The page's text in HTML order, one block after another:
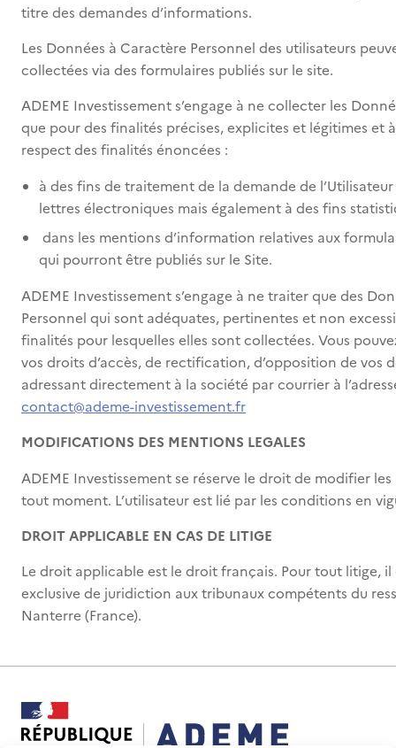
titre des demandes d’informations.
Les Données à Caractère Personnel des utilisateurs
collectées via des formulaires publiés sur le site.
ADEME Investissement s’engage à ne collecter les
que pour des finalités précises, explicites et légitimes et
respect des finalités énoncées :
à des fins de traitement de la demande de
lettres électroniques mais également à des fins
dans les mentions d’information relatives aux
qui pourront être publiés sur le Site.
ADEME Investissement s’engage à ne traiter que des
Personnel qui sont adéquates, pertinentes et non
finalités pour lesquelles elles sont collectées. Vous
vos droits d’accès, de rectification, d’opposition de vos
adressant directement à la société par courrier à
contact@ademe-investissement.fr
MODIFICATIONS DES MENTIONS LEGALES
ADEME Investissement se réserve le droit de modifier
tout moment. L’utilisateur est lié par les conditions en
DROIT APPLICABLE EN CAS DE LITIGE
Le droit applicable est le droit français. Pour tout litige,
exclusive de juridiction aux tribunaux compétents du
Nanterre (France).